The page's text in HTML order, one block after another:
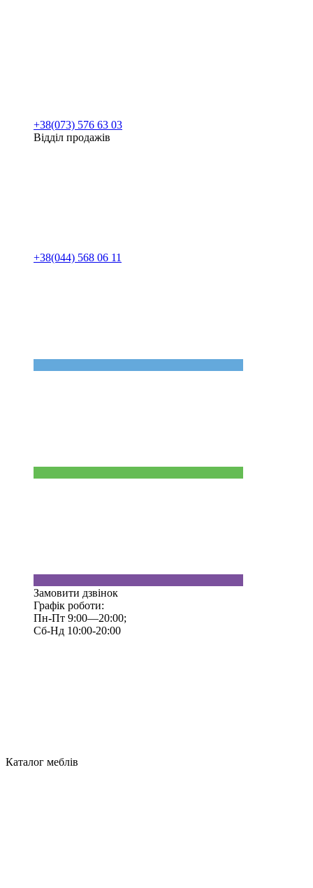
+38(073) 576 63 03
Відділ продажів
+38(044) 568 06 11
Замовити дзвінок
Графік роботи:
Пн-Пт 9:00—20:00;
Сб-Нд 10:00-20:00
Каталог меблів